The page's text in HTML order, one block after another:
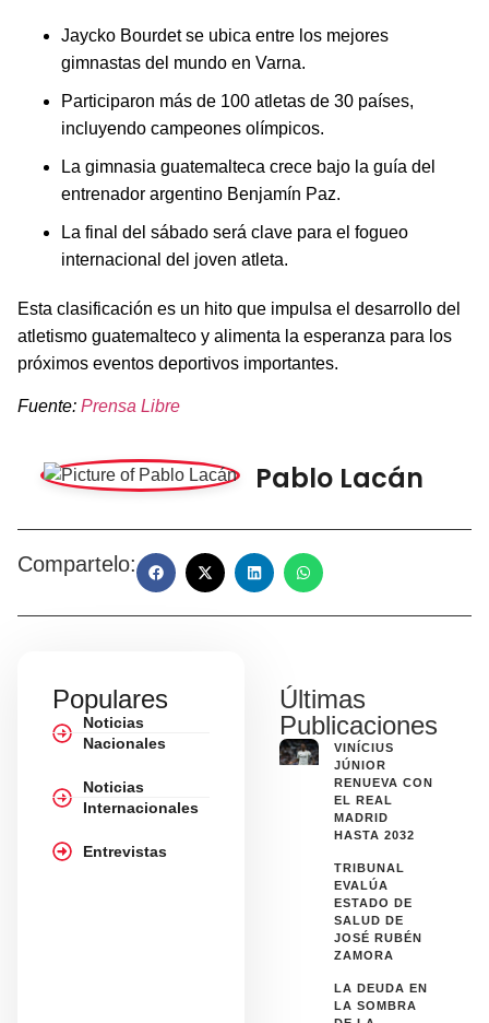
Jaycko Bourdet se ubica entre los mejores
gimnastas del mundo en Varna.
Participaron más de 100 atletas de 30 países,
incluyendo campeones olímpicos.
La gimnasia guatemalteca crece bajo la guía del
entrenador argentino Benjamín Paz.
La final del sábado será clave para el fogueo
internacional del joven atleta.
Esta clasificación es un hito que impulsa el desarrollo del
atletismo guatemalteco y alimenta la esperanza para los
próximos eventos deportivos importantes.
Fuente: Prensa Libre
Pablo Lacán
Compartelo:
Populares
Noticias
Nacionales
Noticias
Internacionales
Entrevistas
Últimas
Publicaciones
VINÍCIUS
JÚNIOR
RENUEVA CON
EL REAL
MADRID
HASTA 2032
TRIBUNAL
EVALÚA
ESTADO DE
SALUD DE
JOSÉ RUBÉN
ZAMORA
LA DEUDA EN
LA SOMBRA